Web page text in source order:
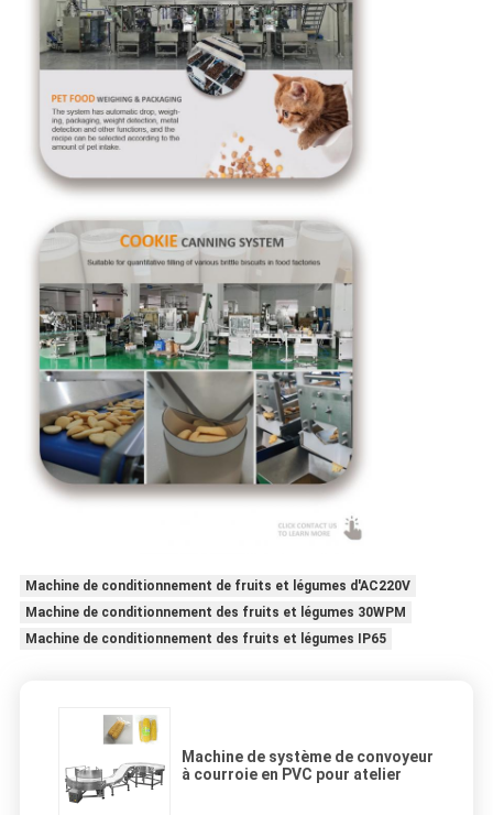
Machine de conditionnement de fruits et légumes d'AC220V
Machine de conditionnement des fruits et légumes 30WPM
Machine de conditionnement des fruits et légumes IP65
Machine de système de convoyeur
à courroie en PVC pour atelier